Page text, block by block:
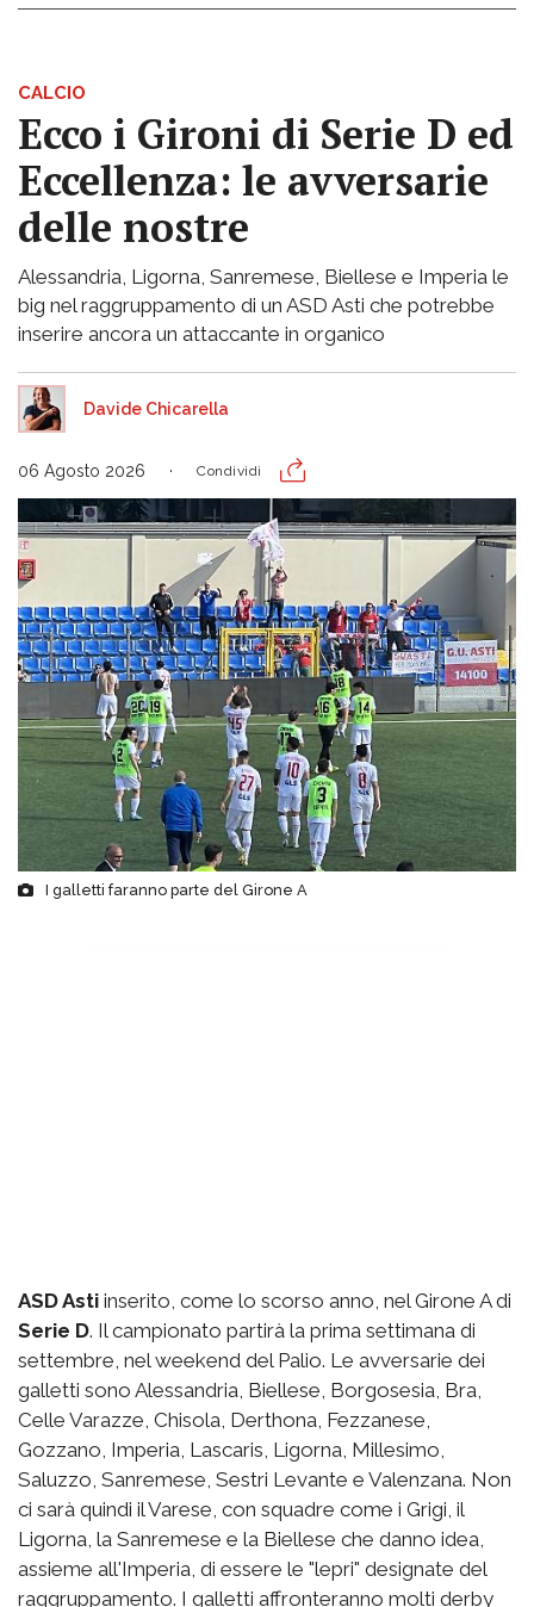
CALCIO
Ecco i Gironi di Serie D ed
Eccellenza: le avversarie
delle nostre
Alessandria, Ligorna, Sanremese, Biellese e Imperia le
big nel raggruppamento di un ASD Asti che potrebbe
inserire ancora un attaccante in organico
Davide Chicarella
06 Agosto 2026 Condividi
I galletti faranno parte del Girone A
ASD Asti inserito, come lo scorso anno, nel Girone A di
Serie D. Il campionato partirà la prima settimana di
settembre, nel weekend del Palio. Le avversarie dei
galletti sono Alessandria, Biellese, Borgosesia, Bra,
Celle Varazze, Chisola, Derthona, Fezzanese,
Gozzano, Imperia, Lascaris, Ligorna, Millesimo,
Saluzzo, Sanremese, Sestri Levante e Valenzana. Non
ci sarà quindi il Varese, con squadre come i Grigi, il
Ligorna, la Sanremese e la Biellese che danno idea,
assieme all'Imperia, di essere le "lepri" designate del
raggruppamento. I galletti affronteranno molti derby